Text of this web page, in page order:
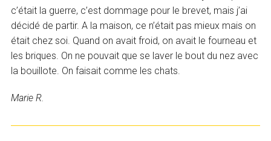
c’était la guerre, c’est dommage pour le brevet, mais j’ai
décidé de partir. A la maison, ce n’était pas mieux mais on
était chez soi. Quand on avait froid, on avait le fourneau et
les briques. On ne pouvait que se laver le bout du nez avec
la bouillote. On faisait comme les chats.
Marie R.